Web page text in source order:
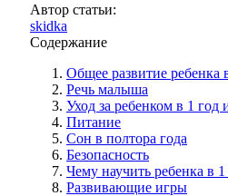
Автор статьи:
skidka
Содержание
Общее развитие ребенка
Речь малыша
Уход за ребенком в 1 год
Питание
Сон в полтора года
Безопасность
Чему научить ребенка в
Развивающие игры